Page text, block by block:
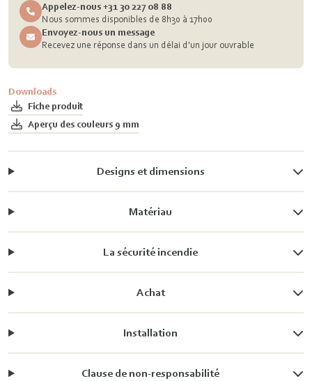
Appelez-nous +31 30 227 08 88
Nous sommes disponibles de 8h30 à 17h00
Envoyez-nous un message
Recevez une réponse dans un délai d'un jour ouvrable
Downloads
Fiche produit
Aperçu des couleurs 9 mm
Designs et dimensions
Matériau
La sécurité incendie
Achat
Installation
Clause de non-responsabilité